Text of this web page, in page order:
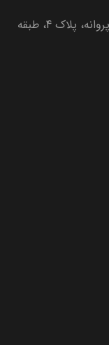
تهران، بزرگراه جلال آل احمد، خیابان پروانه، پلاک 4، طبقه